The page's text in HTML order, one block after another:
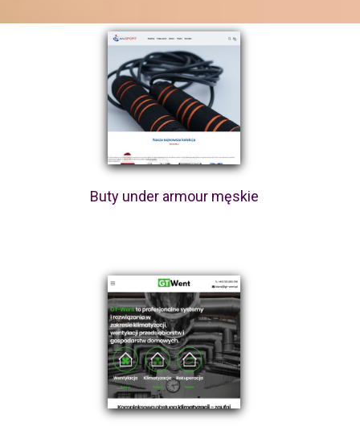
Buty under armour męskie